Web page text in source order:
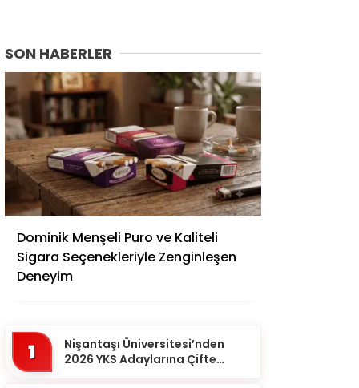
SON HABERLER
Dominik Menşeli Puro ve Kaliteli
Sigara Seçenekleriyle Zenginleşen
Deneyim
1
Nişantaşı Üniversitesi’nden
2026 YKS Adaylarına Çifte
Adana
Adıyaman
Afyonkarahisar
Aksaray
Amasya